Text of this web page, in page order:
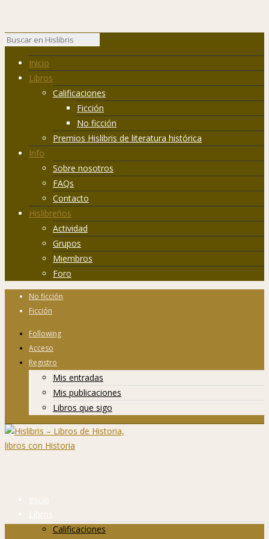
Inicio
Libros
Calificaciones
Ficción
No ficción
Premios Hislibris de literatura histórica
Info
Sobre nosotros
FAQs
Contacto
Hislibreños
Actividad
Grupos
Miembros
Foro
No ficción
Ficción
Following
Acceso
Registro
Mis entradas
Mis publicaciones
Libros que sigo
Inicio
Libros
Calificaciones